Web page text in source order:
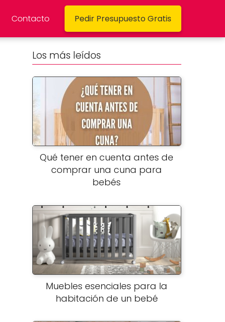
Contacto Pedir Presupuesto Gratis
Los más leídos
Qué tener en cuenta antes de
comprar una cuna para
bebés
Muebles esenciales para la
habitación de un bebé